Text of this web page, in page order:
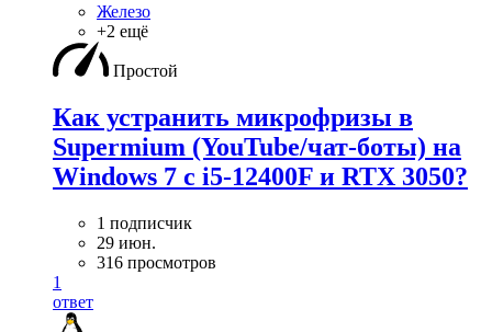
Железо
+2 ещё
Простой
Как устранить микрофризы в
Supermium (YouTube/чат-боты) на
Windows 7 с i5-12400F и RTX 3050?
1 подписчик
29 июн.
316 просмотров
1
ответ